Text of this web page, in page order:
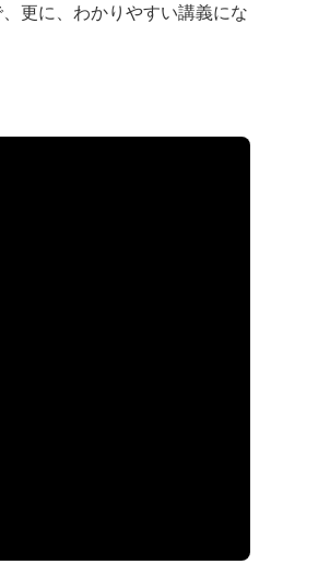
更に、わかりやすい講義にな